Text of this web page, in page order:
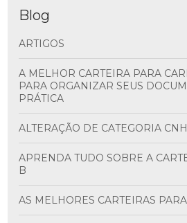
Blog
ARTIGOS
A MELHOR CARTEIRA PARA CARRO E MOTO: DICAS
PARA ORGANIZAR SEUS
PRÁTICA
ALTERAÇÃO DE CATEGORIA
APRENDA TUDO SOBRE A CARTEIRA DE MOTORISTA
B
AS MELHORES CARTEIRAS